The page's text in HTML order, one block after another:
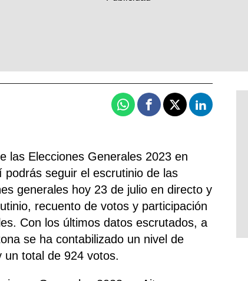
WhatsappFacebook
X Linkedin
las Elecciones Generales 2023 en
podrás seguir el escrutinio de las
generales hoy 23 de julio en directo y
recuento de votos y participación
Con los últimos datos escrutados, a
se ha contabilizado un nivel de
un total de 924 votos.